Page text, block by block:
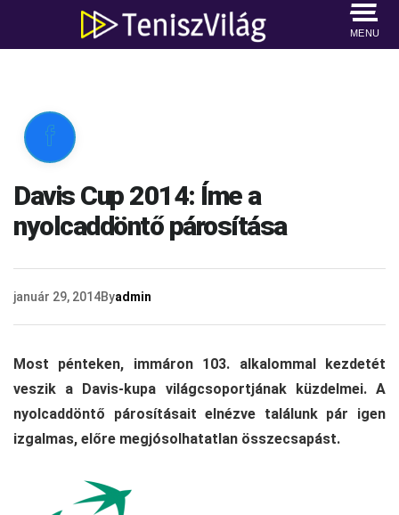
MENU

Davis Cup 2014: Íme a
nyolcaddöntő párosítása
január 29, 2014Byadmin
Most pénteken, immáron 103. alkalommal kezdetét
veszik a Davis-kupa világcsoportjának küzdelmei. A
nyolcaddöntő párosításait elnézve találunk pár igen
izgalmas, előre megjósolhatatlan összecsapást.